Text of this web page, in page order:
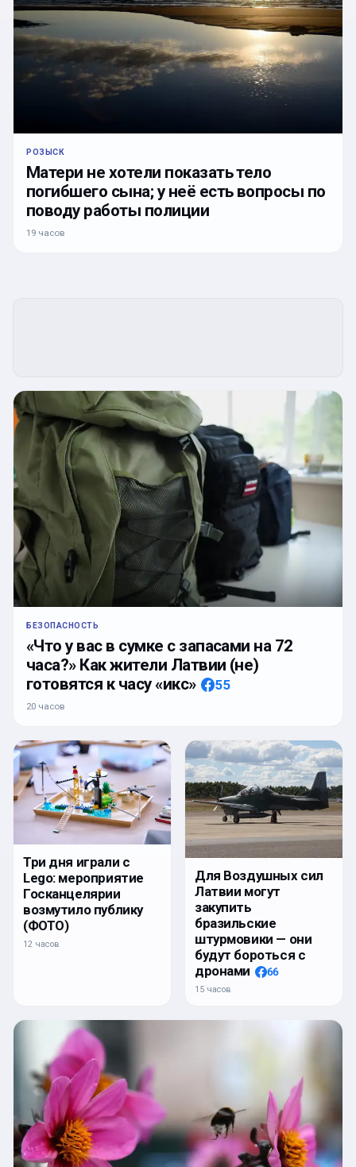
РОЗЫСК
Матери не хотели показать тело
погибшего сына; у неё есть вопросы по
поводу работы полиции
19 часов
БЕЗОПАСНОСТЬ
«Что у вас в сумке с запасами на 72
часа?» Как жители Латвии (не)
готовятся к часу «икс»
55
20 часов
Три дня играли с
Lego: мероприятие
Госканцелярии
возмутило публику
(ФОТО)
12 часов
Для Воздушных сил
Латвии могут
закупить
бразильские
штурмовики — они
будут бороться с
дронами
66
15 часов